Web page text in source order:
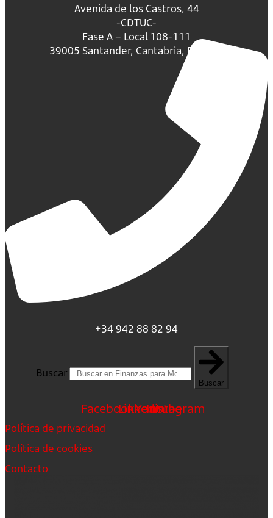
Avenida de los Castros, 44
-CDTUC-
Fase A – Local 108-111
39005 Santander, Cantabria, España.
+34 942 88 82 94
Buscar
Buscar
FacebookLinkedin
Youtube
Instagram
Política de privacidad
Política de cookies
Contacto